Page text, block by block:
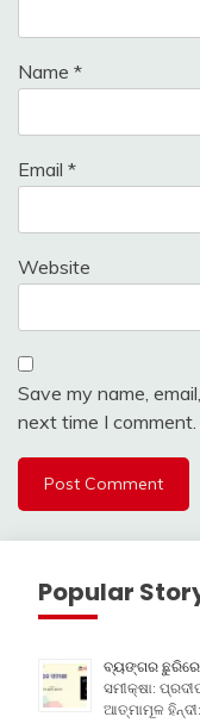
Name *
Email *
Website
Save my name,
next time I comment.
Popular
ବ୍ୟଙ୍ଗର ଛୁରିରେ
ସମୀକ୍ଷା:
ଆତ୍ମାମୂଳ